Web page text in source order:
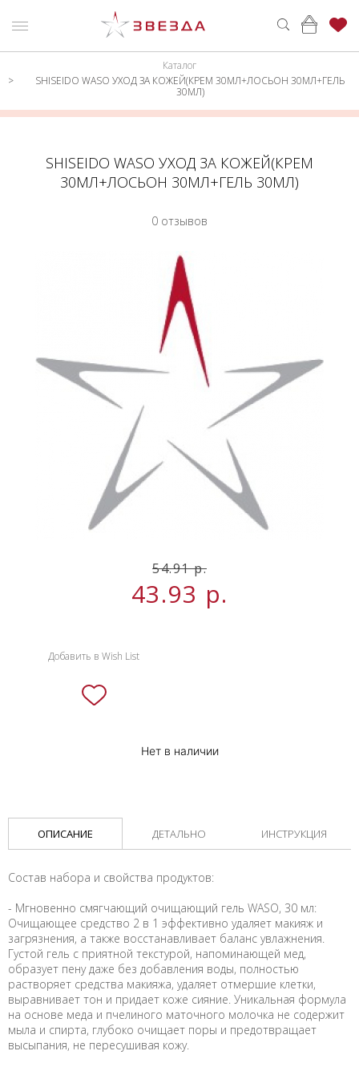
КАТАЛОГ
КОНТАКТЫ
ПАРФЮМЕРИЯ
НОВИНКИ
Каталог
SHISEIDO WASO УХОД ЗА КОЖЕЙ(КРЕМ 30МЛ+ЛОСЬОН 30МЛ+ГЕЛЬ
30МЛ)
SHISEIDO WASO УХОД ЗА КОЖЕЙ(КРЕМ
30МЛ+ЛОСЬОН 30МЛ+ГЕЛЬ 30МЛ)
0 отзывов
54.91 р.
43.93 р.
Нет в наличии
Добавить в Wish List
ОПИСАНИЕ ДЕТАЛЬНО ИНСТРУКЦИЯ
Состав набора и свойства продуктов:
- Мгновенно смягчающий очищающий гель WASO, 30 мл:
Очищающее средство 2 в 1 эффективно удаляет макияж и
загрязнения, а также восстанавливает баланс увлажнения.
Густой гель с приятной текстурой, напоминающей мед,
образует пену даже без добавления воды, полностью
растворяет средства макияжа, удаляет отмершие клетки,
выравнивает тон и придает коже сияние. Уникальная формула
на основе меда и пчелиного маточного молочка не содержит
мыла и спирта, глубоко очищает поры и предотвращает
высыпания, не пересушивая кожу.